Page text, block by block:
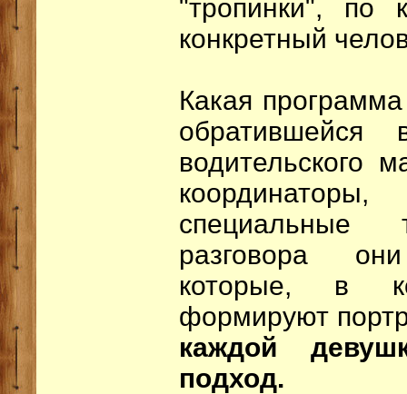
"тропинки", по
конкретный
Какая
водительского
разговора
которые, в
формируют
каждой
подход.